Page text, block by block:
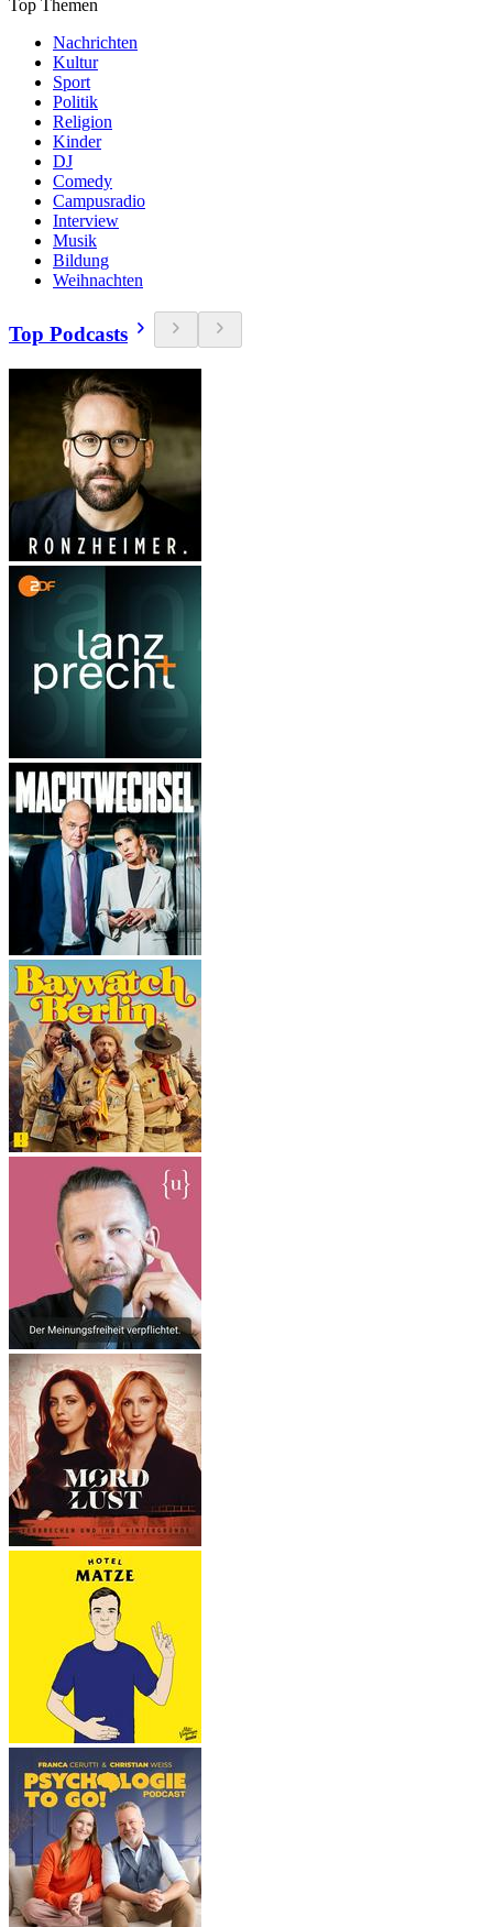
Top Themen
Nachrichten
Kultur
Sport
Politik
Religion
Kinder
DJ
Comedy
Campusradio
Interview
Musik
Bildung
Weihnachten
Top Podcasts